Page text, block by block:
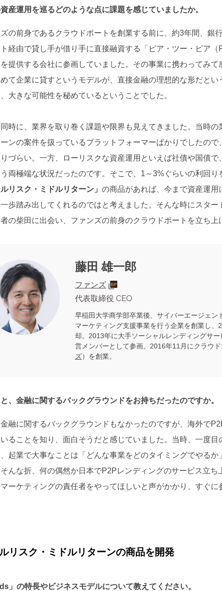
産運用を巡るどのような点に課題を感じていましたか。
の前身であるクラウドポートを創業する前に、約3年間、銀
経由で貸し手が借り手に直接融資する「ピア・ツー・ピア（
提供する会社に参画していました。その事業に携わってみて
て企業に貸すというモデルが、直接金融の理想的な形だとい
大きな可能性を秘めているということでした。
時に、業界を取り巻く課題や限界も見えてきました。当時の
ンの案件を扱っているプラットフォーマーばかりでしたので
づらい。一方、ローリスクな資産運用といえば社債や国債で
両極端な状況だったのです。そこで、1～3%ぐらいの利回り
ルリスク・ミドルリターン」 の商品があれば、今まで資産運用
歩踏み出してくれるのではと考えました。そんな時にスター
の柴田に出会い、ファンズの前身のクラウドポートを立ち上
藤田 雄一郎
ファンズ
代表取締役 CEO
早稲田大学商学部卒業後、サイバーエージェン
マーケティング支援事業を行う企業を創業し、
却。2013年に大手ソーシャルレンディングサ
営メンバーとして参画。2016年11月にクラウ
ズ）を創業。
、金融に関するバックグラウンドをお持ちだったのですか。
融に関するバックグラウンドもなかったのですが、海外で
いることを知り、面白そうだと感じていました。当時、一度
起業で大事なことは「どんな事業をどのタイミングでやるか
んな折、何の偶然か日本でP2Pレンディングのサービス立ち
ーケティングの責任者をやってほしいと声がかかり、すぐに
リスク・ミドルリターンの商品を開発
」の特長やビジネスモデルについて教えてください。